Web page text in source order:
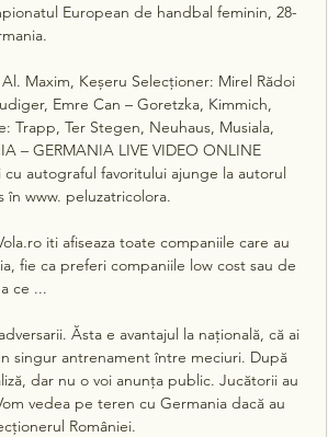
European de handbal feminin, 28-
Maxim, Keșeru Selecționer: Mirel Rădoi
Emre Can – Goretzka, Kimmich,
Trapp, Ter Stegen, Neuhaus, Musiala,
– GERMANIA LIVE VIDEO ONLINE
cu autograful favoritului ajunge la autorul
în www. peluzatricolora.
iti afiseaza toate companiile care au
fie ca preferi companiile low cost sau de
ce ...
Ăsta e avantajul la naţională, că ai
singur antrenament între meciuri. După
dar nu o voi anunţa public. Jucătorii au
vedea pe teren cu Germania dacă au
României.